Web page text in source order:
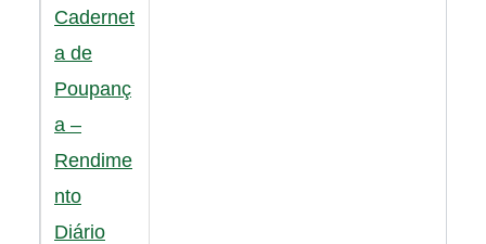
Cadernet
a de
Poupanç
a –
Rendime
nto
Diário